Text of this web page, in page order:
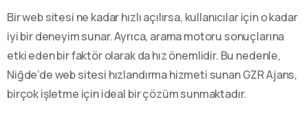
Bir web sitesi ne kadar hızlı açılırsa, kullanıcılar için o kadar
iyi bir deneyim sunar. Ayrıca, arama motoru sonuçlarına
etki eden bir faktör olarak da hız önemlidir. Bu nedenle,
Niğde’de web sitesi hızlandırma hizmeti sunan GZR Ajans,
birçok işletme için ideal bir çözüm sunmaktadır.